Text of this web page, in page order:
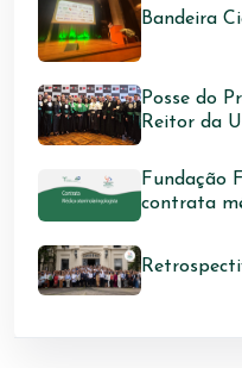
Bandeira
Posse do
Reitor da
Fundação
contrata